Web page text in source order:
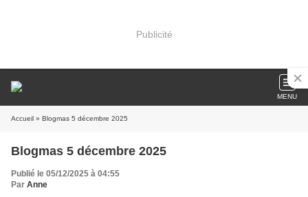
Publicité
MENU
Accueil » Blogmas 5 décembre 2025
Blogmas 5 décembre 2025
Publié le 05/12/2025 à 04:55
Par Anne